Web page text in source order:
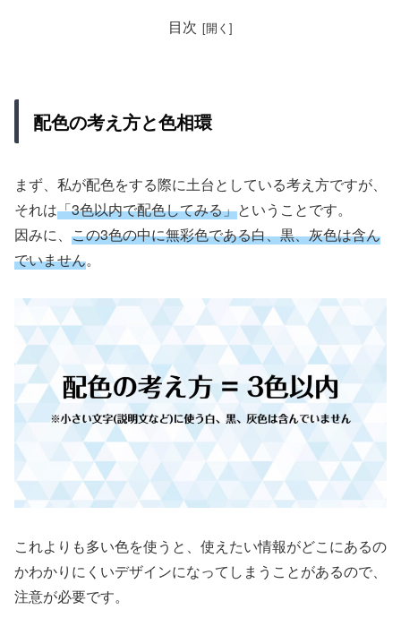
目次
配色の考え方と色相環
まず、私が配色をする際に土台としている考え方ですが、
それは「3色以内で配色してみる」ということです。
因みに、 この3色の中に無彩色である白、黒、灰色は含ん
でいません。
これよりも多い色を使うと、使えたい情報がどこにあるの
かわかりにくいデザインになってしまうことがあるので、
注意が必要です。